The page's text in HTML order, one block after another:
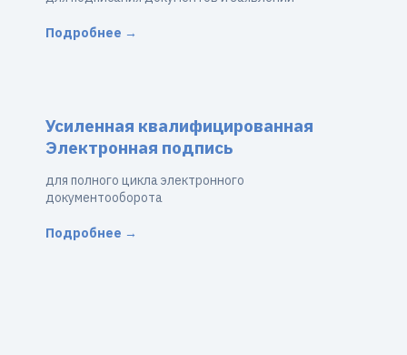
Подробнее →
Усиленная квалифицированная
Электронная подпись
для полного цикла электронного
документооборота
Подробнее →